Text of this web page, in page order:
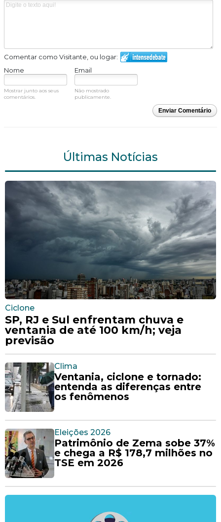
Comentar como Visitante, ou logar:
Nome
Email
Mostrar junto aos seus
comentários.
Não mostrado
publicamente.
Enviar Comentário
Últimas Notícias
Ciclone
SP, RJ e Sul enfrentam chuva e
ventania de até 100 km/h; veja
previsão
Clima
Ventania, ciclone e tornado:
entenda as diferenças entre
os fenômenos
Eleições 2026
Patrimônio de Zema sobe 37%
e chega a R$ 178,7 milhões no
TSE em 2026